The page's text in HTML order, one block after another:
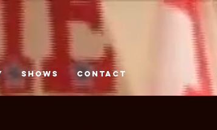
SHOWS CONTACT